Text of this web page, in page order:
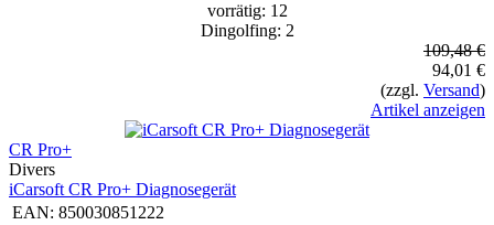
vorrätig: 12
Dingolfing: 2
109,48 €
94,01 €
(zzgl. Versand)
Artikel anzeigen
CR Pro+
Divers
iCarsoft CR Pro+ Diagnosegerät
EAN: 850030851222